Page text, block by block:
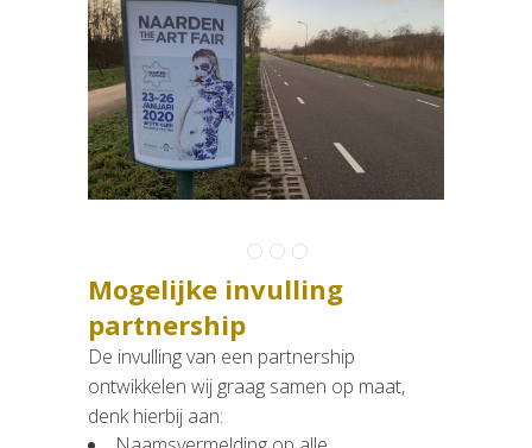
Mogelijke invulling
partnership
De invulling van een partnership
ontwikkelen wij graag samen op maat,
denk hierbij aan: